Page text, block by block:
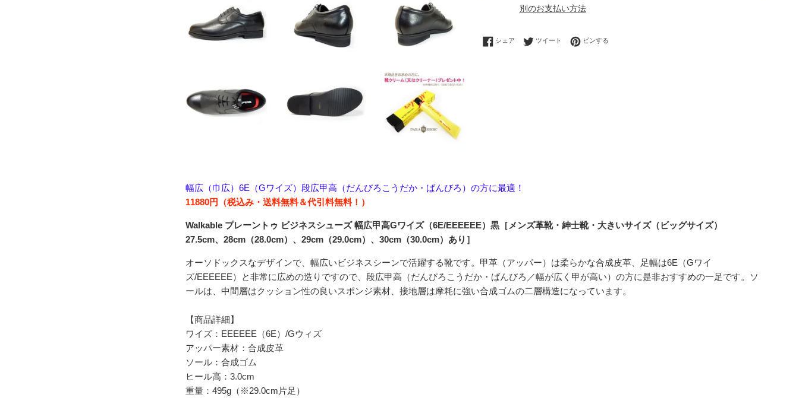
別のお支払い方法
シェア Facebookでシェアする
ツイート Twitterに投稿する
ピンする
幅広（巾広）6E（Gワイズ）段広甲高（だんびろこうだか・ばんびろ）の方に最適！
11880円（税込み・送料無料＆代引料無料！）
Walkable プレーントゥ ビジネスシューズ 幅広甲高Gワイズ（6E/EEEEEE）黒［メンズ革靴・紳士靴・大きいサイズ（ビッグサイズ）
27.5cm、28cm（28.0cm）、29cm（29.0cm）、30cm（30.0cm）あり］
オーソドックスなデザインで、幅広いビジネスシーンで活躍する靴です。甲革（アッパー）は柔らかな合成皮革、足幅は6E（Gワイ
ズ/EEEEEE）と非常に広めの造りですので、段広甲高（だんびろこうだか・ばんびろ／幅が広く甲が高い）の方に是非おすすめの一足です。ソ
ールは、中間層はクッション性の良いスポンジ素材、接地層は摩耗に強い合成ゴムの二層構造になっています。
【商品詳細】
ワイズ：EEEEEE（6E）/Gウィズ
アッパー素材：合成皮革
ソール：合成ゴム
ヒール高：3.0cm
重量：495g（※29.0cm片足）